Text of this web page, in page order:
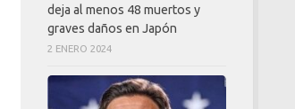
deja al menos 48 muertos y
graves daños en Japón
2 ENERO 2024